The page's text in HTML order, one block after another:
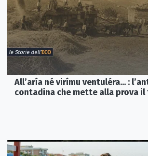
All’aría né virímu ventuléra... :
contadina che mette alla prova il